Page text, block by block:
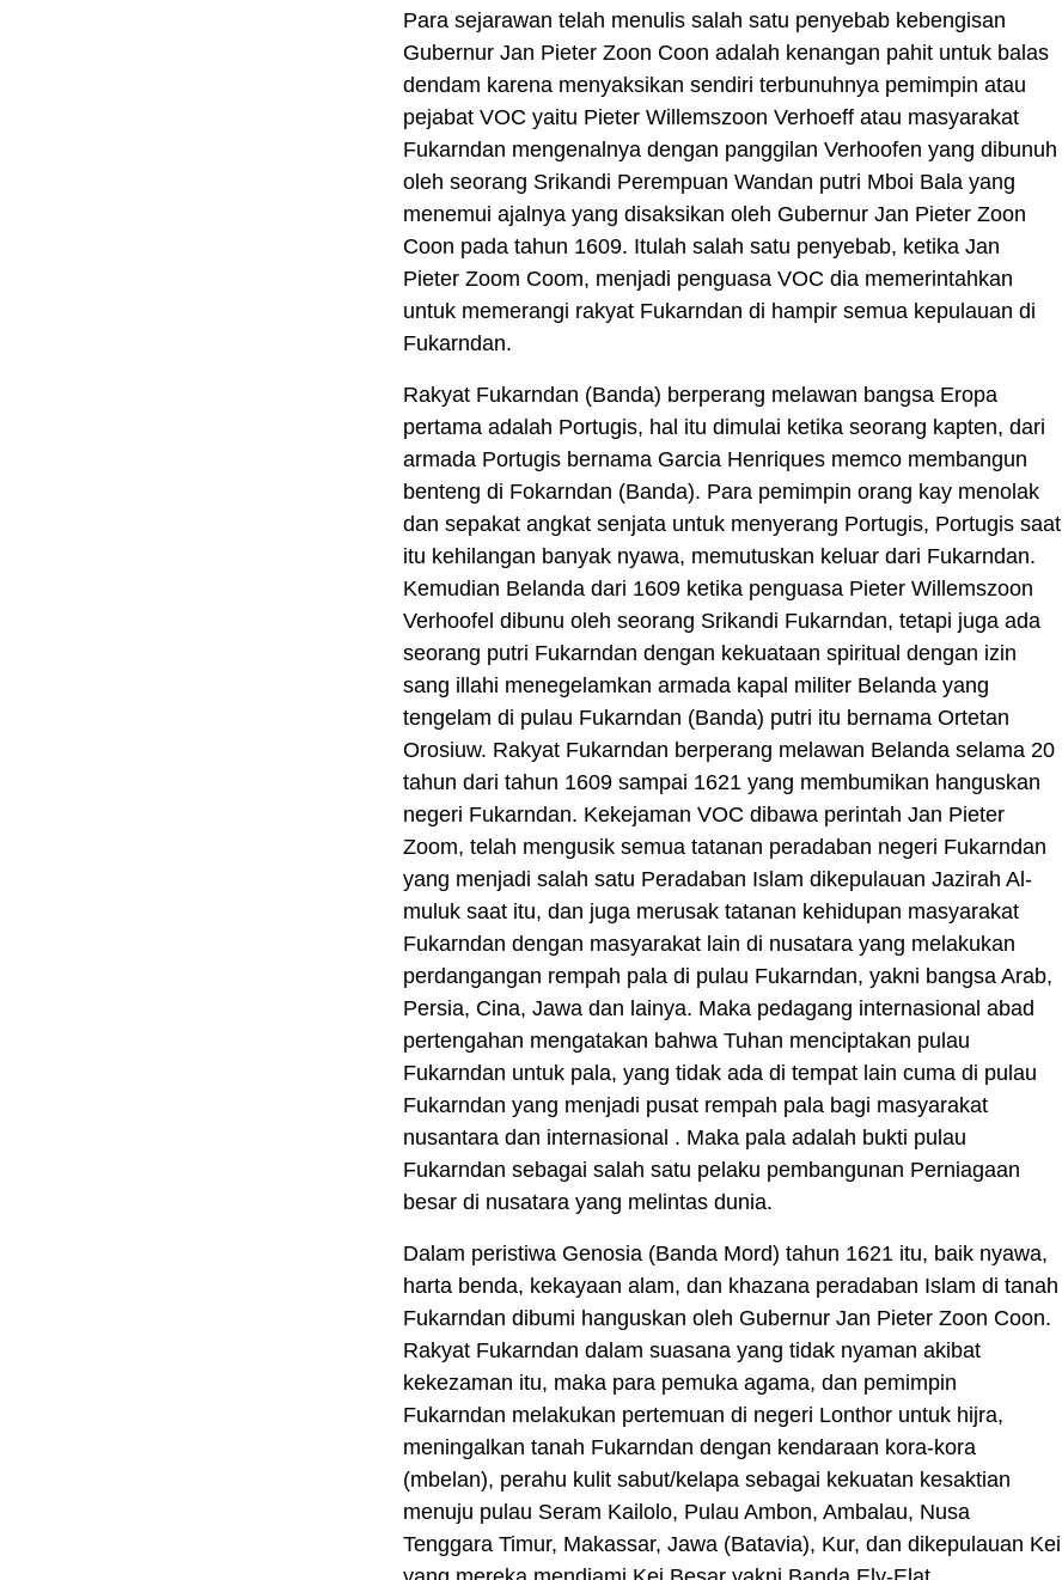
Para sejarawan telah menulis salah satu penyebab kebengisan
Gubernur Jan Pieter Zoon Coon adalah kenangan pahit untuk balas
dendam karena menyaksikan sendiri terbunuhnya pemimpin atau
pejabat VOC yaitu Pieter Willemszoon Verhoeff atau masyarakat
Fukarndan mengenalnya dengan panggilan Verhoofen yang dibunuh
oleh seorang Srikandi Perempuan Wandan putri Mboi Bala yang
menemui ajalnya yang disaksikan oleh Gubernur Jan Pieter Zoon
Coon pada tahun 1609. Itulah salah satu penyebab, ketika Jan
Pieter Zoom Coom, menjadi penguasa VOC dia memerintahkan
untuk memerangi rakyat Fukarndan di hampir semua kepulauan di
Fukarndan.
Rakyat Fukarndan (Banda) berperang melawan bangsa Eropa
pertama adalah Portugis, hal itu dimulai ketika seorang kapten, dari
armada Portugis bernama Garcia Henriques memco membangun
benteng di Fokarndan (Banda). Para pemimpin orang kay menolak
dan sepakat angkat senjata untuk menyerang Portugis, Portugis saat
itu kehilangan banyak nyawa, memutuskan keluar dari Fukarndan.
Kemudian Belanda dari 1609 ketika penguasa Pieter Willemszoon
Verhoofel dibunu oleh seorang Srikandi Fukarndan, tetapi juga ada
seorang putri Fukarndan dengan kekuataan spiritual dengan izin
sang illahi menegelamkan armada kapal militer Belanda yang
tengelam di pulau Fukarndan (Banda) putri itu bernama Ortetan
Orosiuw. Rakyat Fukarndan berperang melawan Belanda selama 20
tahun dari tahun 1609 sampai 1621 yang membumikan hanguskan
negeri Fukarndan. Kekejaman VOC dibawa perintah Jan Pieter
Zoom, telah mengusik semua tatanan peradaban negeri Fukarndan
yang menjadi salah satu Peradaban Islam dikepulauan Jazirah Al-
muluk saat itu, dan juga merusak tatanan kehidupan masyarakat
Fukarndan dengan masyarakat lain di nusatara yang melakukan
perdangangan rempah pala di pulau Fukarndan, yakni bangsa Arab,
Persia, Cina, Jawa dan lainya. Maka pedagang internasional abad
pertengahan mengatakan bahwa Tuhan menciptakan pulau
Fukarndan untuk pala, yang tidak ada di tempat lain cuma di pulau
Fukarndan yang menjadi pusat rempah pala bagi masyarakat
nusantara dan internasional . Maka pala adalah bukti pulau
Fukarndan sebagai salah satu pelaku pembangunan Perniagaan
besar di nusatara yang melintas dunia.
Dalam peristiwa Genosia (Banda Mord) tahun 1621 itu, baik nyawa,
harta benda, kekayaan alam, dan khazana peradaban Islam di tanah
Fukarndan dibumi hanguskan oleh Gubernur Jan Pieter Zoon Coon.
Rakyat Fukarndan dalam suasana yang tidak nyaman akibat
kekezaman itu, maka para pemuka agama, dan pemimpin
Fukarndan melakukan pertemuan di negeri Lonthor untuk hijra,
meningalkan tanah Fukarndan dengan kendaraan kora-kora
(mbelan), perahu kulit sabut/kelapa sebagai kekuatan kesaktian
menuju pulau Seram Kailolo, Pulau Ambon, Ambalau, Nusa
Tenggara Timur, Makassar, Jawa (Batavia), Kur, dan dikepulauan Kei